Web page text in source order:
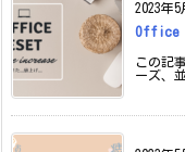
2023年5
Office
この記
ーズ、